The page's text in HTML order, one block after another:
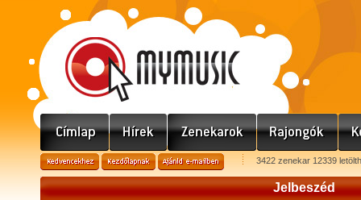
3422 zenekar 12339
Jelbeszéd